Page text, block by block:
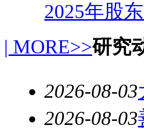
2025年股
| MORE>>研究
2026-08-03
2026-08-03